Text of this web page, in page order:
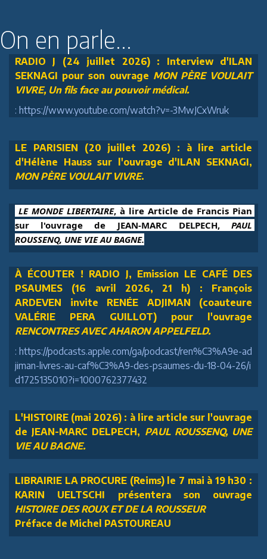
On en parle...
RADIO J (24 juillet 2026) : Interview d'ILAN
SEKNAGI pour son ouvrage MON PÈRE VOULAIT
VIVRE, Un fils face au pouvoir médical.
: https://www.youtube.com/watch?v=-3MwJCxWruk
LE PARISIEN (20 juillet 2026) : à lire article
d'Hélène Hauss sur l'ouvrage d'ILAN SEKNAGI,
MON PÈRE VOULAIT VIVRE.
LE MONDE LIBERTAIRE, à lire Article de Francis Pian
sur l'ouvrage de JEAN-MARC DELPECH, PAUL
ROUSSENQ, UNE VIE AU BAGNE.
À ÉCOUTER ! RADIO J, Emission LE CAFÉ DES
PSAUMES (16 avril 2026, 21 h) : François
ARDEVEN invite RENÉE ADJIMAN (coauteure
VALÉRIE PERA GUILLOT) pour l'ouvrage
RENCONTRES AVEC AHARON APPELFELD.
: https://podcasts.apple.com/ga/podcast/ren%C3%A9e-ad
jiman-livres-au-caf%C3%A9-des-psaumes-du-18-04-26/i
d1725135010?i=1000762377432
L'HISTOIRE (mai 2026) : à lire article sur l'ouvrage
de JEAN-MARC DELPECH, PAUL ROUSSENQ, UNE
VIE AU BAGNE.
LIBRAIRIE LA PROCURE (Reims) le 7 mai à 19 h30 :
KARIN UELTSCHI présentera son ouvrage
HISTOIRE DES ROUX ET DE LA ROUSSEUR
Préface de Michel PASTOUREAU